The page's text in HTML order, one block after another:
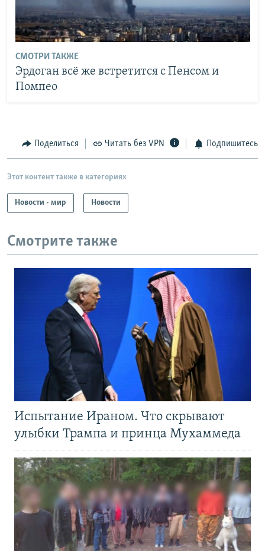
СМОТРИ ТАКЖЕ
Эрдоган всё же встретится с Пенсом и
Помпео
Поделиться Читать без VPN Подпишитесь
Этот контент также в категориях
Новости - мир Новости
Смотрите также
Испытание Ираном. Что скрывают
улыбки Трампа и принца Мухаммеда